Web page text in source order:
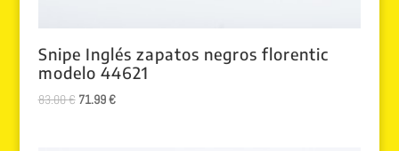
Snipe Inglés zapatos negros florentic
modelo 44621
83.00€ El
71.99€El